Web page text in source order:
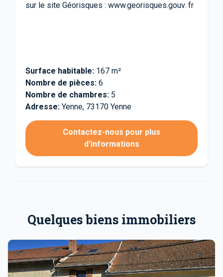
sur le site Géorisques : www.georisques.gouv. fr
Surface habitable: 167 m²
Nombre de pièces: 6
Nombre de chambres: 5
Adresse: Yenne, 73170 Yenne
Contactez-nous pour plus
d'informations
Quelques biens immobiliers